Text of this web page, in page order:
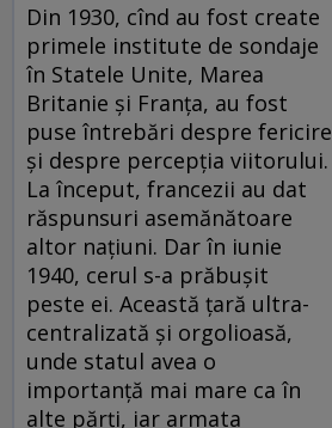
Din 1930, cînd au fost create
primele institute de sondaje
în Statele Unite, Marea
Britanie şi Franţa, au fost
puse întrebări despre fericire
şi despre percepţia viitorului.
La început, francezii au dat
răspunsuri asemănătoare
altor naţiuni. Dar în iunie
1940, cerul s-a prăbuşit
peste ei. Această ţară ultra-
centralizată şi orgolioasă,
unde statul avea o
importanţă mai mare ca în
alte părţi, iar armata